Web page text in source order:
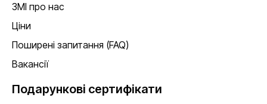
ЗМІ про нас
Ціни
Поширені запитання (FAQ)
Вакансії
Подарункові сертифікати